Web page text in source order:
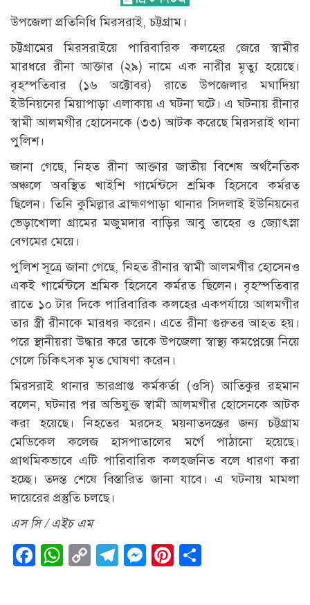
উপজেলা প্রতিনিধি মিরসরাই, চট্টগ্রাম।
চট্টগ্রামের মিরসরাইয়ে পারিবারিক কলহের জেরে স্বামীর
মারধরে রীনা আক্তার (২৯) নামে এক নারীর মৃত্যু হয়েছে।
বৃহস্পতিবার (১৬ অক্টোবর) রাতে উপজেলার মঘাদিয়া
ইউনিয়নের মিয়াপাড়া এলাকায় এ ঘটনা ঘটে। এ ঘটনায় রীনার
স্বামী আলমগীর হোসেনকে (৩৩) আটক করেছে মিরসরাই থানা
পুলিশ।
জানা গেছে, নিহত রীনা আক্তার জাতীয় বিশেষ অর্থনৈতিক
অঞ্চলে অবস্থিত খাইশি গার্মেন্টসে শ্রমিক হিসেবে কর্মরত
ছিলেন। তিনি কুমিল্লার ব্রাহ্মণপাড়া থানার সিদলাই ইউনিয়নের
ভেড়াখোলা গ্রামের মজুমদার বাড়ির আবু তাহের ও জ্যোৎস্না
বেগমের মেয়ে।
পুলিশ সূত্রে জানা গেছে, নিহত রীনার স্বামী আলমগীর হোসেনও
একই গার্মেন্টসে শ্রমিক হিসেবে কর্মরত ছিলেন। বৃহস্পতিবার
রাতে ১০ টার দিকে পারিবারিক কলহের একপর্যায়ে আলমগীর
তার স্ত্রী রীনাকে মারধর করেন। এতে রীনা গুরুতর আহত হয়।
পরে স্থানীয়রা উদ্ধার করে তাকে উপজেলা স্বাস্থ্য কমপ্লেক্সে নিয়ে
গেলে চিকিৎসক মৃত ঘোষণা করেন।
মিরসরাই থানার ভারপ্রাপ্ত কর্মকর্তা (ওসি) আতিকুর রহমান
বলেন, ঘটনার পর অভিযুক্ত স্বামী আলমগীর হোসেনকে আটক
করা হয়েছে। নিহতের মরদেহ ময়নাতদন্তের জন্য চট্টগ্রাম
মেডিকেল কলেজ হাসপাতালের মর্গে পাঠানো হয়েছে।
প্রাথমিকভাবে এটি পারিবারিক কলহজনিত বলে ধারণা করা
হচ্ছে। তদন্ত শেষে বিস্তারিত জানা যাবে। এ ঘটনায় মামলা
দায়েরের প্রস্তুতি চলছে।
এস সি / এইচ এম
Facebook
WhatsApp
CopyTelegram
Messenger
Pinterest